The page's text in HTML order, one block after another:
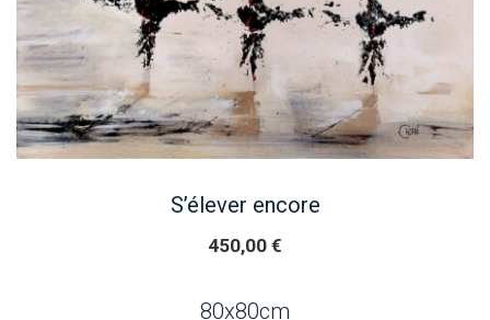
S’élever encore
450,00 €
80x80cm